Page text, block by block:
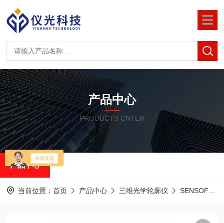
产品中心
PRODUCTS CNTER
产品中心
当前位置： 首页 产品中心 三维光学轮廓仪 SENSOFAR共聚焦白光干涉仪